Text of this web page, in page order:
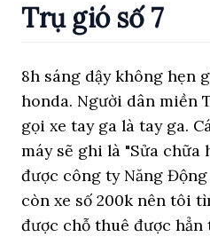
Trụ gió số 7
8h sáng dậy không hẹn
honda. Người dân miền
gọi xe tay ga là tay ga.
máy sẽ ghi là "Sửa chữa
được công ty Năng Động
còn xe số 200k nên tôi
được chỗ thuê được hẳn